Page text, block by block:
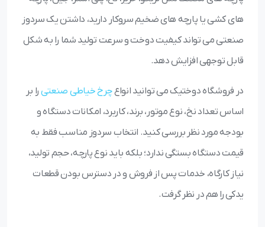
های کشی یا پارچه‌ های ضخیم سروکار دارید، داشتن یک سردوز
صنعتی می‌ تواند کیفیت دوخت و سرعت تولید شما را به شکل
قابل توجهی افزایش دهد.
در فروشگاه دوختیک می‌ توانید انواعچرخ خیاطی صنعتی را بر
اساس تعداد نخ، نوع موتور، برند، کاربرد، امکانات دستگاه و
بودجه مورد نظر بررسی کنید. انتخاب سردوز مناسب فقط به
قیمت دستگاه بستگی ندارد؛ بلکه باید نوع پارچه، حجم تولید،
نیاز کارگاه، خدمات پس از فروش و در دسترس بودن قطعات
یدکی را هم در نظر گرفت.